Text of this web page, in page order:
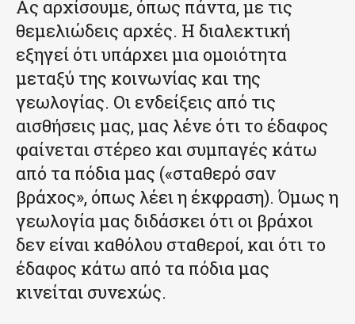
Ας αρχίσουμε, όπως πάντα, με τις
θεμελιώδεις αρχές. Η διαλεκτική
εξηγεί ότι υπάρχει μια ομοιότητα
μεταξύ της κοινωνίας και της
γεωλογίας. Οι ενδείξεις από τις
αισθήσεις μας, μας λένε ότι το έδαφος
φαίνεται στέρεο και συμπαγές κάτω
από τα πόδια μας («σταθερό σαν
βράχος», όπως λέει η έκφραση). Όμως η
γεωλογία μας διδάσκει ότι οι βράχοι
δεν είναι καθόλου σταθεροί, και ότι το
έδαφος κάτω από τα πόδια μας
κινείται συνεχώς.